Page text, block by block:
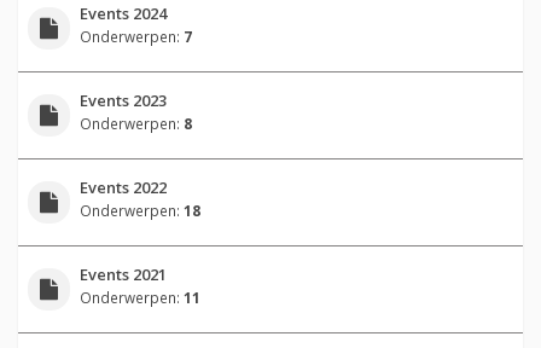
Events 2024
Onderwerpen: 7
Events 2023
Onderwerpen: 8
Events 2022
Onderwerpen: 18
Events 2021
Onderwerpen: 11